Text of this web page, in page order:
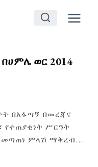
በሀምሌ ወር 2014
በአፋጣኝ በመረጃና
የተጠያቂነት ሥርዓት
ምላሽ ማቅረብ…